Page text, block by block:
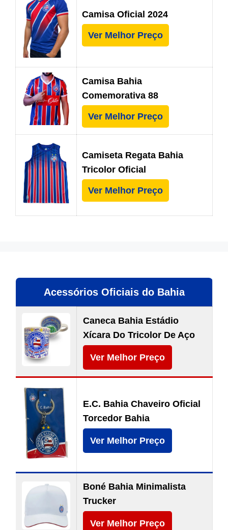
Camisa Oficial 2024
Ver Melhor Preço
Camisa Bahia
Comemorativa 88
Ver Melhor Preço
Camiseta Regata Bahia
Tricolor Oficial
Ver Melhor Preço
Acessórios Oficiais do Bahia
Caneca Bahia Estádio
Xícara Do Tricolor De Aço
Ver Melhor Preço
E.C. Bahia Chaveiro Oficial
Torcedor Bahia
Ver Melhor Preço
Boné Bahia Minimalista
Trucker
Ver Melhor Preço